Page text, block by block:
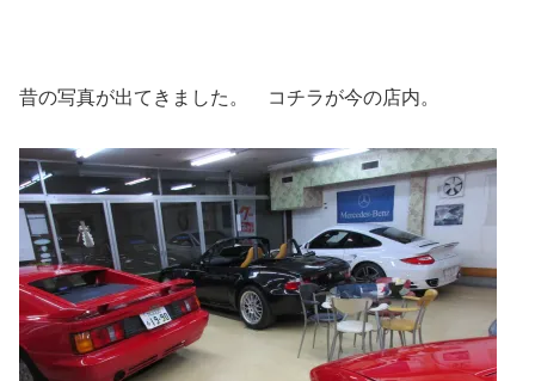
昔の写真が出てきました。 コチラが今の店内。